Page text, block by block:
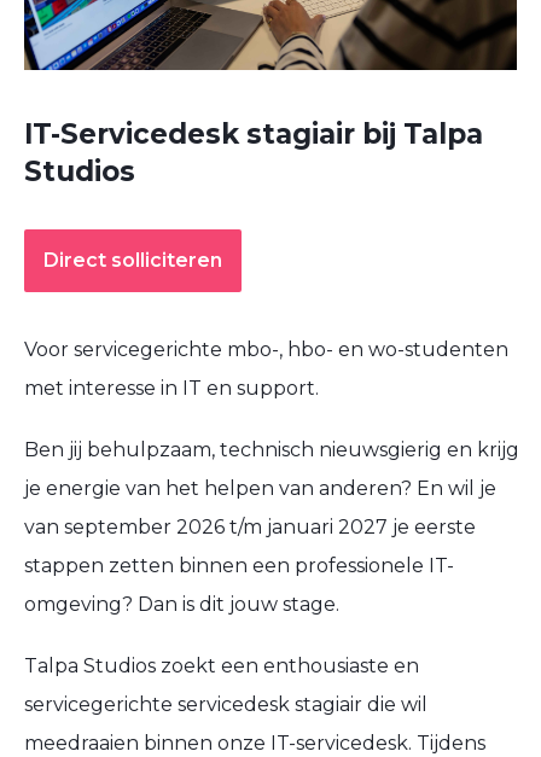
IT-Servicedesk stagiair bij Talpa
Studios
Direct solliciteren
Voor servicegerichte mbo-, hbo- en wo-studenten
met interesse in IT en support.
Ben jij behulpzaam, technisch nieuwsgierig en krijg
je energie van het helpen van anderen? En wil je
van september 2026 t/m januari 2027 je eerste
stappen zetten binnen een professionele IT-
omgeving? Dan is dit jouw stage.
Talpa Studios zoekt een enthousiaste en
servicegerichte servicedesk stagiair die wil
meedraaien binnen onze IT-servicedesk. Tijdens